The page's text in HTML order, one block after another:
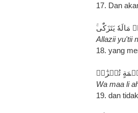
17. Dan
يَتَزَكّٰى‌ۚ
Allazii yu'tii
18. yang
تُجۡزٰٓىۙ
Wa maa li
19. dan